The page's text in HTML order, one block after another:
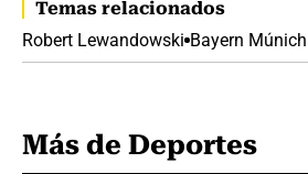
Temas relacionados
Robert Lewandowski Bayern Múnich
Más de Deportes